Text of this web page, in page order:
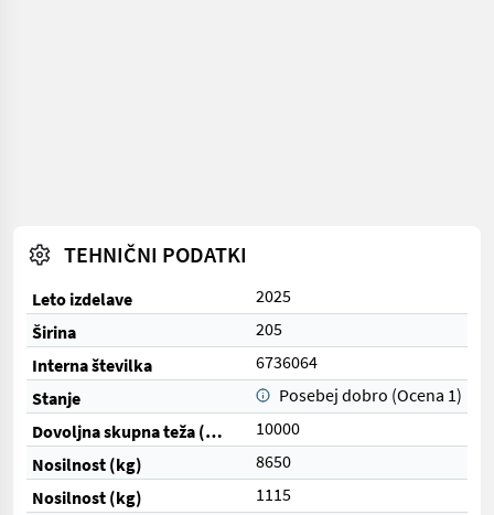
TEHNIČNI PODATKI
Leto izdelave
2025
Širina
205
Interna številka
6736064
Stanje
Posebej dobro (Ocena 1)
Dovoljna skupna teža (kg)
10000
Nosilnost (kg)
8650
Nosilnost (kg)
1115